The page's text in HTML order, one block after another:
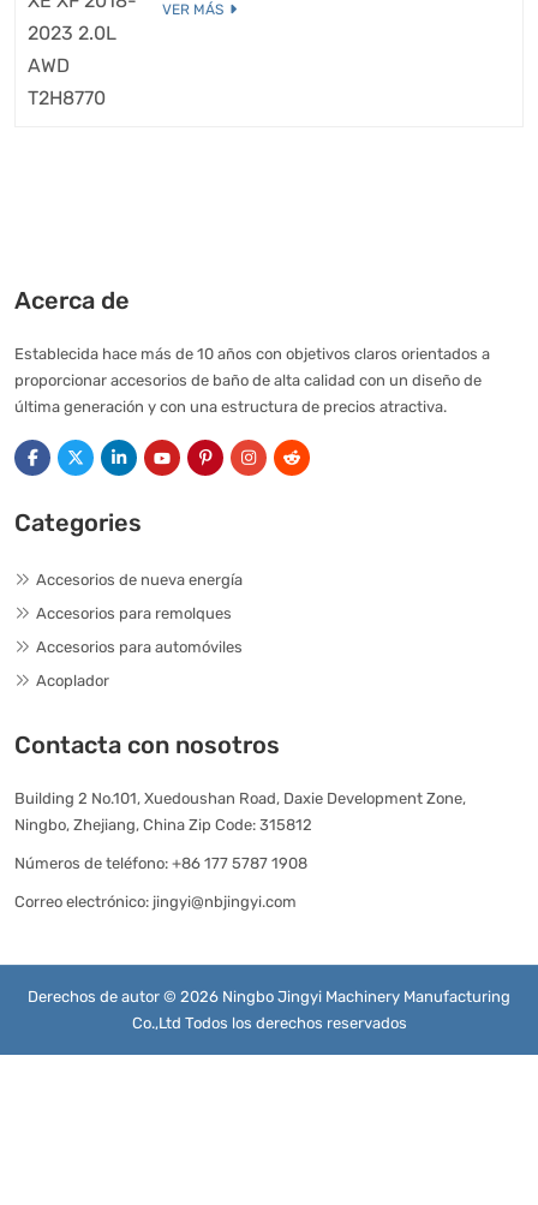
VER MÁS
Acerca de
Establecida hace más de 10 años con objetivos claros orientados a
proporcionar accesorios de baño de alta calidad con un diseño de
última generación y con una estructura de precios atractiva.
Categories
Accesorios de nueva energía
Accesorios para remolques
Accesorios para automóviles
Acoplador
Contacta con nosotros
Building 2 No.101, Xuedoushan Road, Daxie Development Zone,
Ningbo, Zhejiang, China Zip Code: 315812
Números de teléfono: +86 177 5787 1908
Correo electrónico: jingyi@nbjingyi.com
Derechos de autor © 2026 Ningbo Jingyi Machinery Manufacturing
Co.,Ltd Todos los derechos reservados